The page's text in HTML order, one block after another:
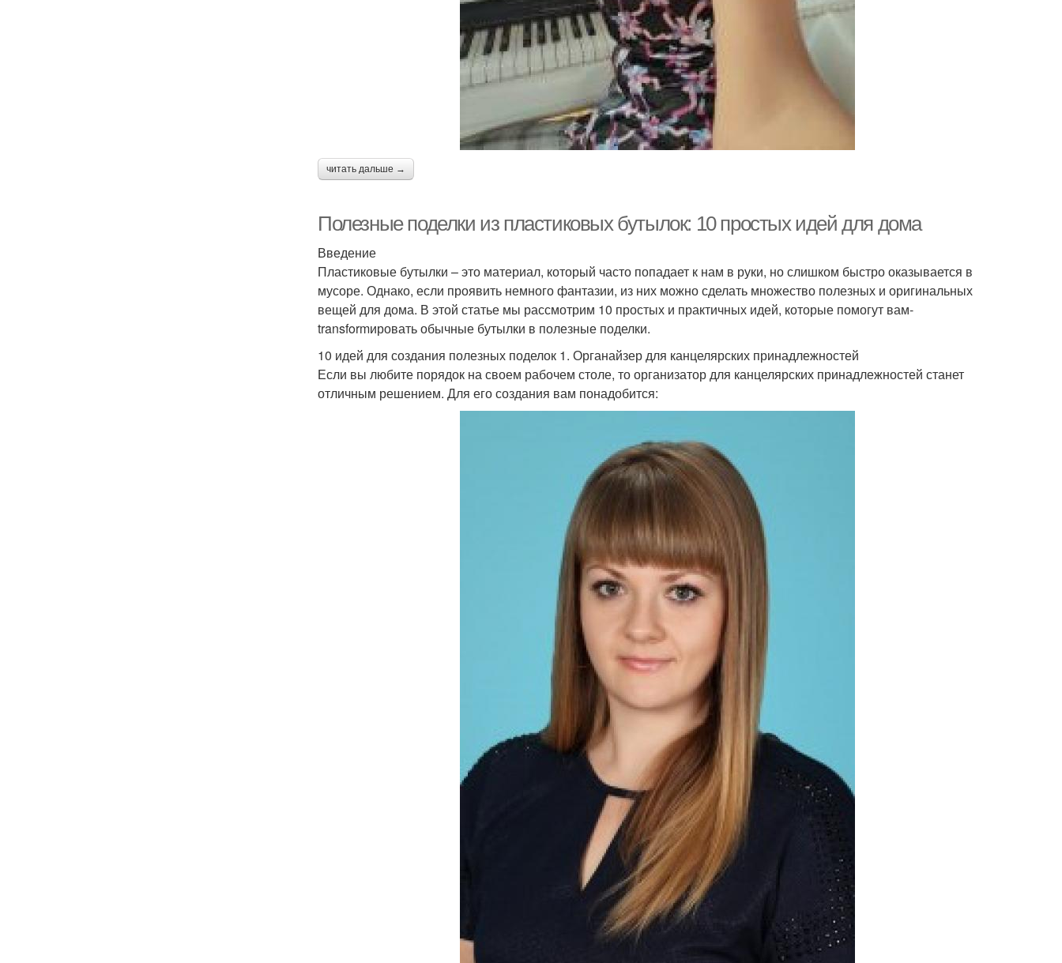
читать дальше →
Полезные поделки из пластиковых бутылок: 10 простых идей для дома
Введение
Пластиковые бутылки – это материал, который часто попадает к нам в руки, но слишком быстро оказывается в
мусоре. Однако, если проявить немного фантазии, из них можно сделать множество полезных и оригинальных
вещей для дома. В этой статье мы рассмотрим 10 простых и практичных идей, которые помогут вам-
transformировать обычные бутылки в полезные поделки.
10 идей для создания полезных поделок 1. Органайзер для канцелярских принадлежностей
Если вы любите порядок на своем рабочем столе, то организатор для канцелярских принадлежностей станет
отличным решением. Для его создания вам понадобится: